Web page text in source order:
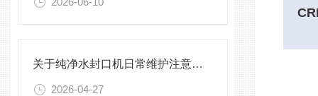
关于纯净水封口机日常维护注意事项
2026-04-27